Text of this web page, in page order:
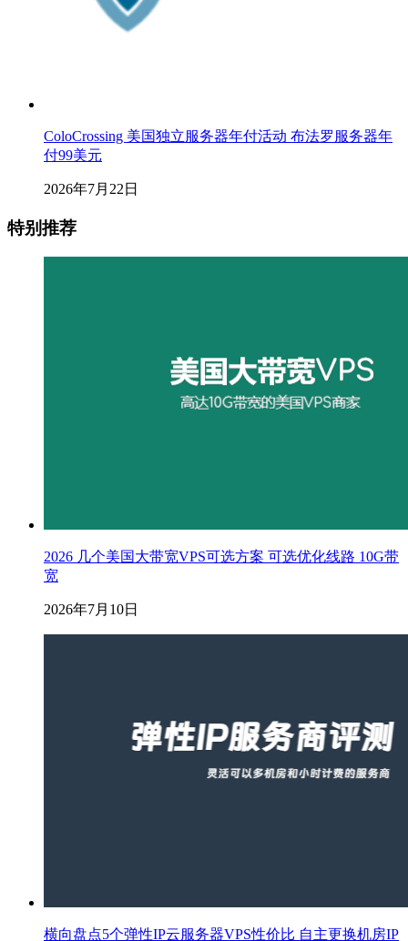
ColoCrossing 美国独立服务器年付活动 布法罗服务器年
付99美元
2026年7月22日
特别推荐
2026 几个美国大带宽VPS可选方案 可选优化线路 10G带
宽
2026年7月10日
横向盘点5个弹性IP云服务器VPS性价比 自主更换机房IP